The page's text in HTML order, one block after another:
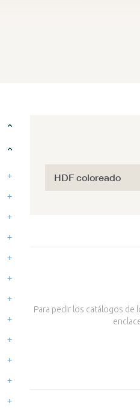
HDF coloreado
Para pedir los catálogos de